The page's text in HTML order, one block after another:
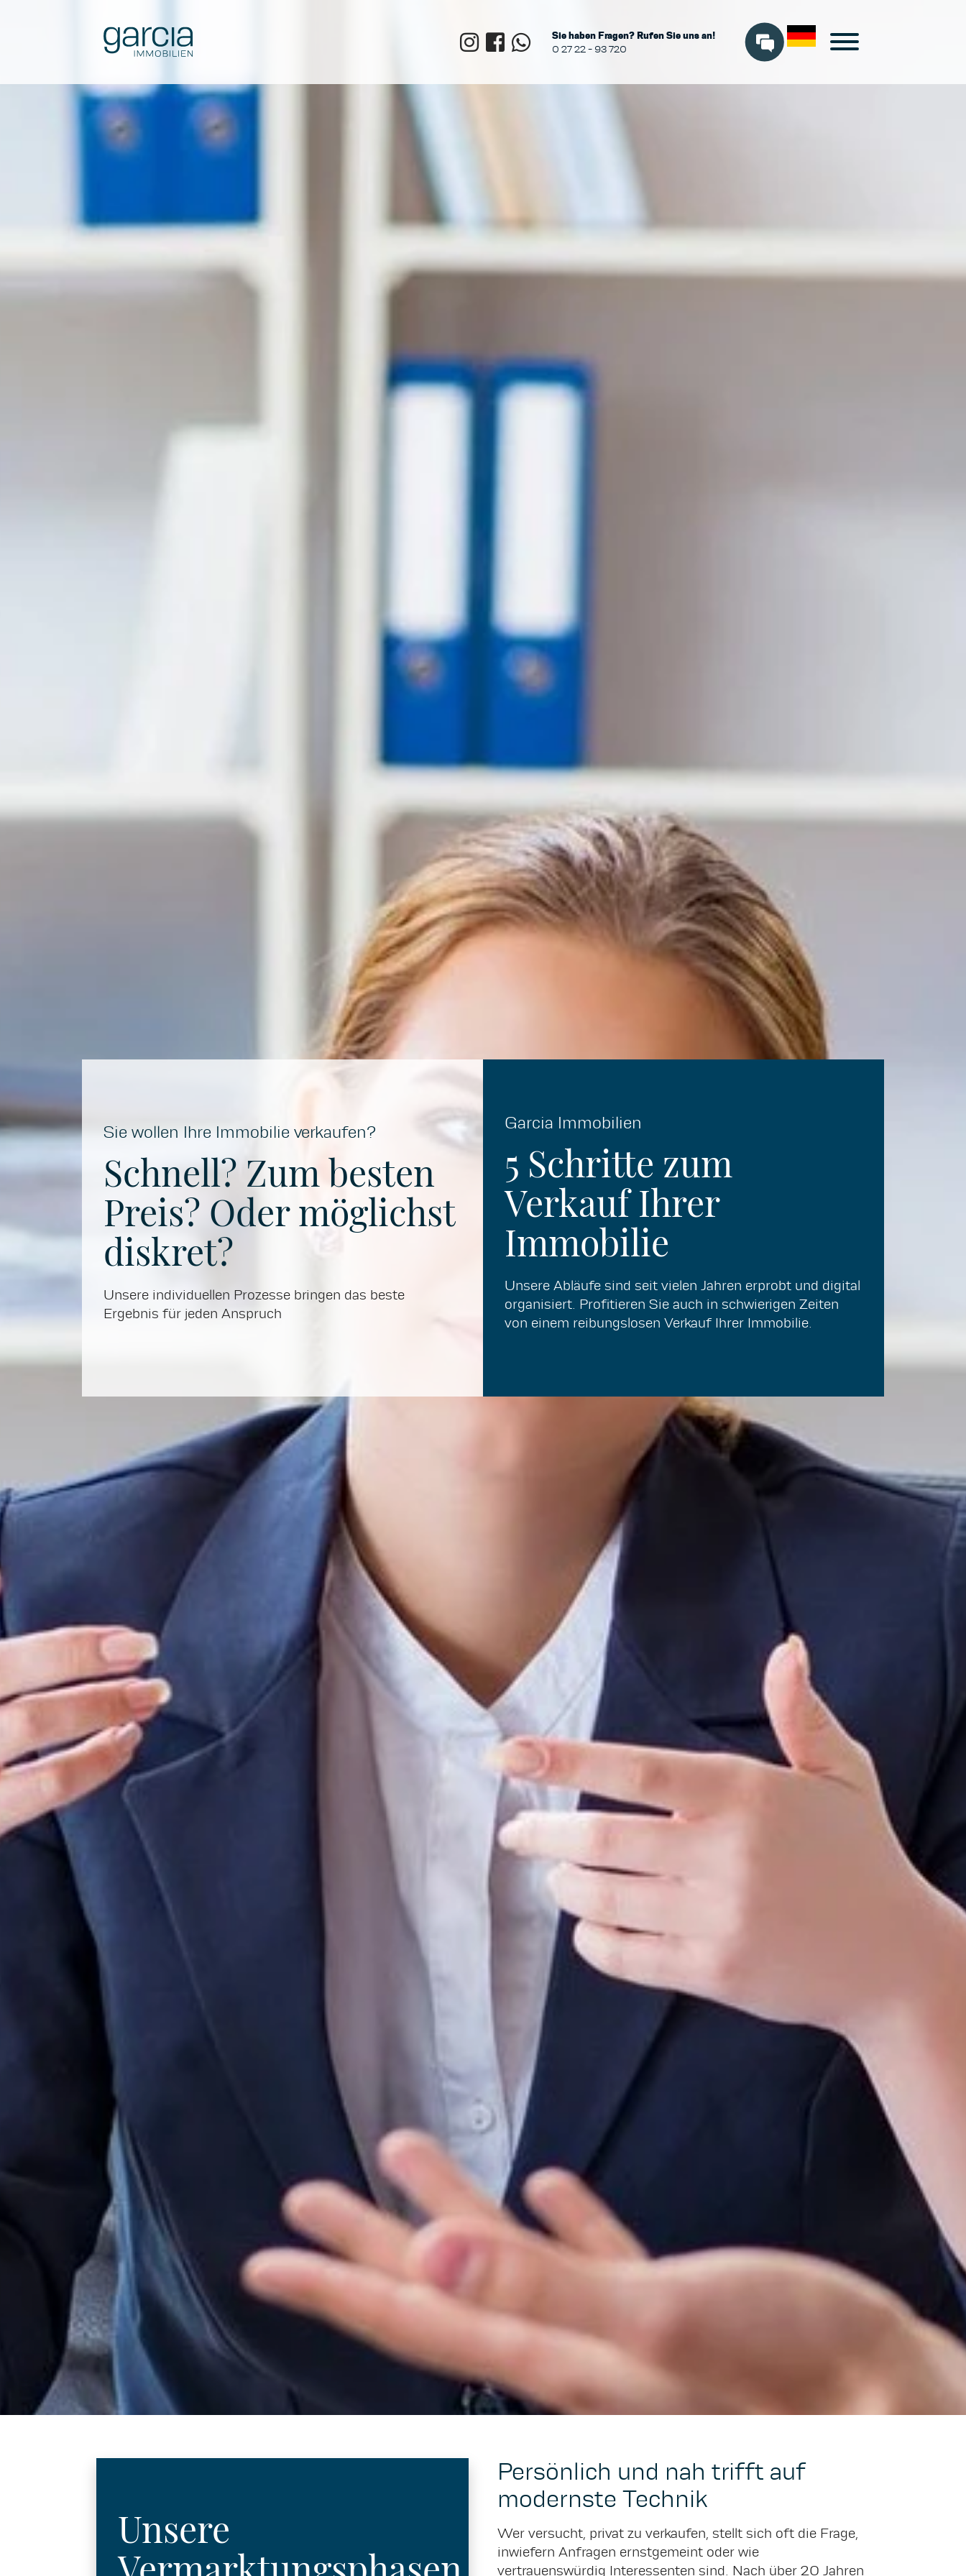
Sie haben Fragen? Rufen Sie uns an!
0 27 22 - 93 720
Sie wollen Ihre Immobilie verkaufen?
Schnell? Zum besten
Preis? Oder möglichst
diskret?
Unsere individuellen Prozesse bringen das beste
Ergebnis für jeden Anspruch
Garcia Immobilien
5 Schritte zum
Verkauf Ihrer
Immobilie
Unsere Abläufe sind seit vielen Jahren erprobt und digital
organisiert. Profitieren Sie auch in schwierigen Zeiten
von einem reibungslosen Verkauf Ihrer Immobilie.
Unsere
Persönlich und nah trifft auf
modernste Technik
Wer versucht, privat zu verkaufen, stellt sich oft die Frage,
inwiefern Anfragen ernstgemeint oder wie
vertrauenswürdig Interessenten sind. Nach über 20 Jahren